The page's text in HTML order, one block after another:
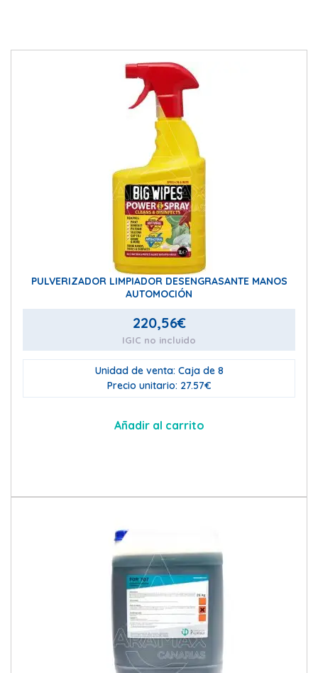
PULVERIZADOR LIMPIADOR DESENGRASANTE MANOS
AUTOMOCIÓN
220,56€
IGIC no incluido
Unidad de venta: Caja de 8
Precio unitario: 27.57€
Añadir al carrito